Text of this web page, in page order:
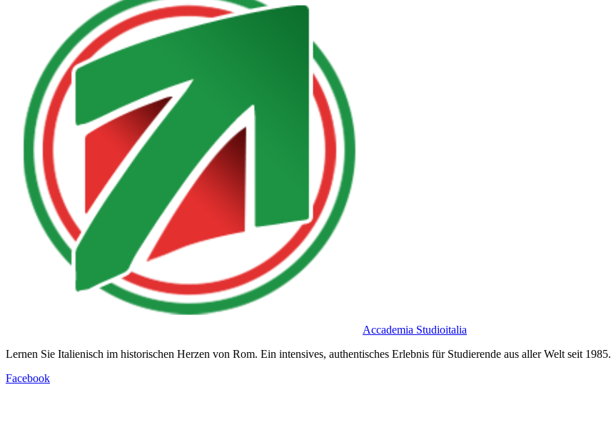
Accademia Studioitalia
Lernen Sie Italienisch im historischen Herzen von Rom. Ein intensives, authentisches Erlebnis für Studierende aus aller Welt seit 1985.
Facebook